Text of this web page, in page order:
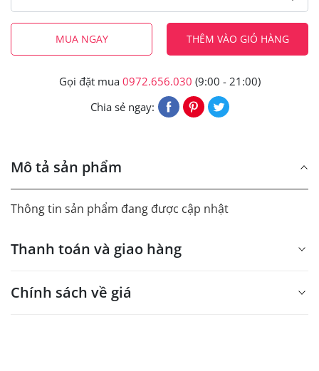
MUA NGAY THÊM VÀO GIỎ HÀNG
Gọi đặt mua 0972.656.030 (9:00 - 21:00)
Chia sẻ ngay:
Mô tả sản phẩm
Thông tin sản phẩm đang được cập nhật
Thanh toán và giao hàng
Chính sách về giá